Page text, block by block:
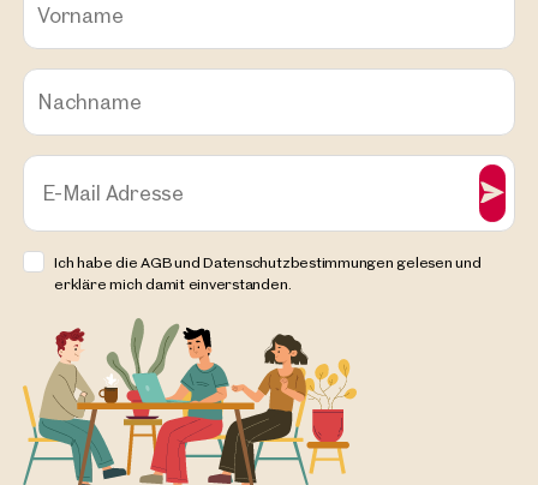
Vorname
Nachname
E-Mail Adresse
Ich habe die AGB und Datenschutzbestimmungen gelesen und
erkläre mich damit einverstanden.